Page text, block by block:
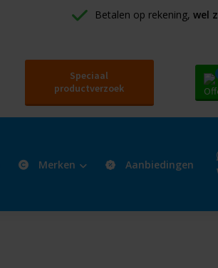
Betalen op rekening, wel
Speciaal
productverzoek
Merken Aanbiedingen